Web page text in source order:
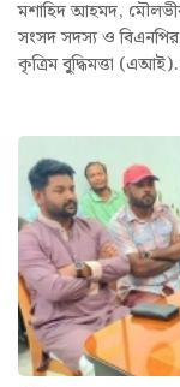
মশাহিদ আহমদ,
সংসদ সদস্য ও বিএনপির
কৃত্রিম বৃুদ্ধিমত্তা